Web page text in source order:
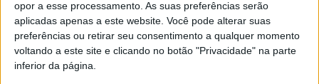
opor a esse processamento. As suas preferências serão
aplicadas apenas a este website. Você pode alterar suas
preferências ou retirar seu consentimento a qualquer momento
voltando a este site e clicando no botão "Privacidade" na parte
inferior da página.